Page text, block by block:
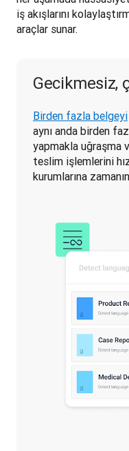
iş akışlarını
araçlar sunar.
Gecikmesiz,
Birden fazla belgeyi
aynı anda birden
yapmakla uğraşma
teslim işlemlerini
kurumlarına